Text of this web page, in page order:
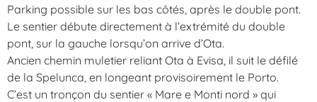
Parking possible sur les bas côtés, après le double pont.
Le sentier débute directement à l’extrémité du double
pont, sur la gauche lorsqu’on arrive d’Ota.
Ancien chemin muletier reliant Ota à Evisa, il suit le défilé
de la Spelunca, en longeant provisoirement le Porto.
C’est un tronçon du sentier « Mare e Monti nord » qui